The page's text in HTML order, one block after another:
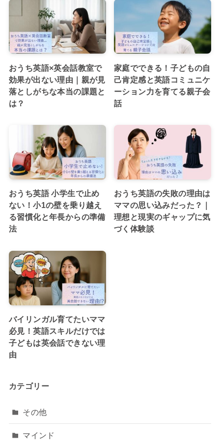
おうち英語×英会話教室で
効果が出ない理由｜親が見
落としがちな本当の課題と
は？
家庭でできる！子どもの自
己肯定感と英語コミュニケ
ーション力を育てる親子会
話
おうち英語 小学生で止め
ない！小1の壁を乗り越え
る習慣化と年長からの準備
法
おうち英語の失敗の理由は
ママの思い込みだった？｜
理想と現実のギャップに気
づく体験談
バイリンガル育てたいママ
必見！英語スキルだけでは
子どもは英会話できない理
由
カテゴリー
その他
マインド